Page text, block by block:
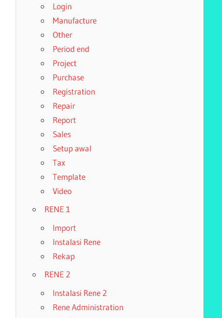
Login
Manufacture
Other
Period end
Project
Purchase
Registration
Repair
Report
Sales
Setup awal
Tax
Template
Video
RENE 1
Import
Instalasi Rene
Rekap
RENE 2
Instalasi Rene 2
Rene Administration